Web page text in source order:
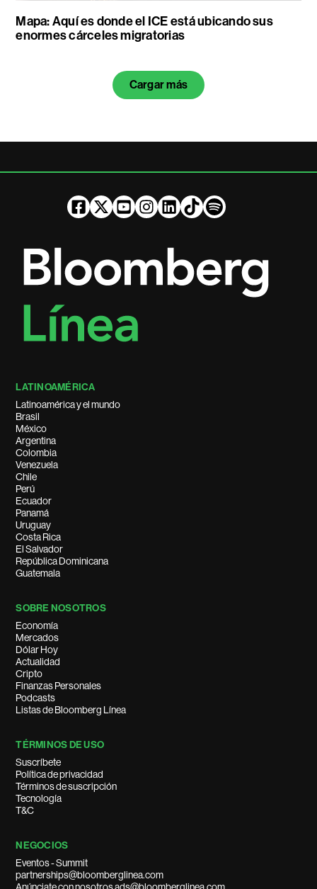
Mapa: Aquí es donde el ICE está ubicando sus
enormes cárceles migratorias
Cargar más
LATINOAMÉRICA
Latinoamérica y el mundo
Brasil
México
Argentina
Colombia
Venezuela
Chile
Perú
Ecuador
Panamá
Uruguay
Costa Rica
El Salvador
República Dominicana
Guatemala
SOBRE NOSOTROS
Economía
Mercados
Dólar Hoy
Actualidad
Cripto
Finanzas Personales
Podcasts
Listas de Bloomberg Línea
TÉRMINOS DE USO
Suscríbete
Política de privacidad
Términos de suscripción
Tecnología
T&C
NEGOCIOS
Eventos - Summit
partnerships@bloomberglinea.com